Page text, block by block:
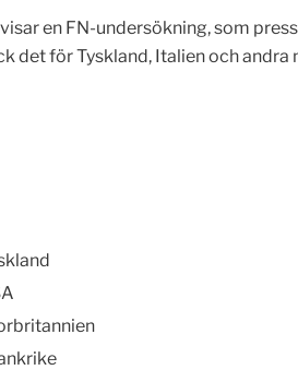
en FN-undersökning, som
det för Tyskland, Italien och andra